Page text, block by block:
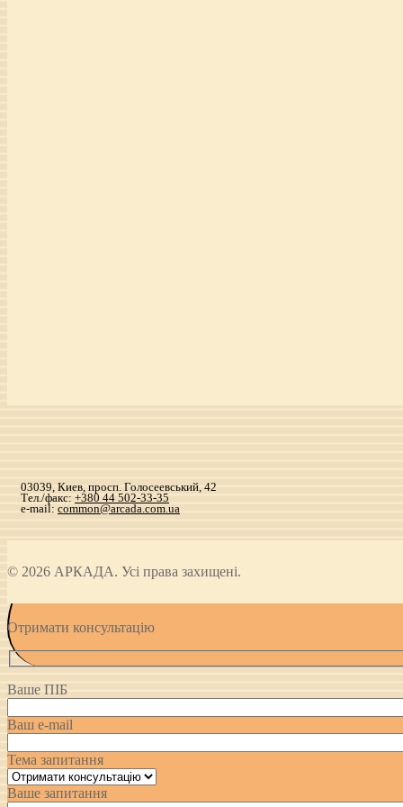
03039, Киев, просп. Голосеевський, 42
Тел./факс: +380 44 502-33-35
e-mail: common@arcada.com.ua
© 2026 АРКАДА. Усі права захищені.
Отримати консультацію
Ваше ПІБ
Ваш e-mail
Тема запитання
Ваше запитання